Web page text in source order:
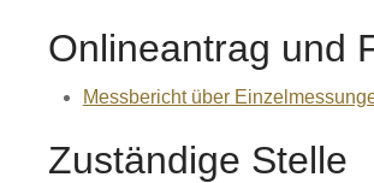
Onlineantrag und
Messbericht über
Zuständige Stelle